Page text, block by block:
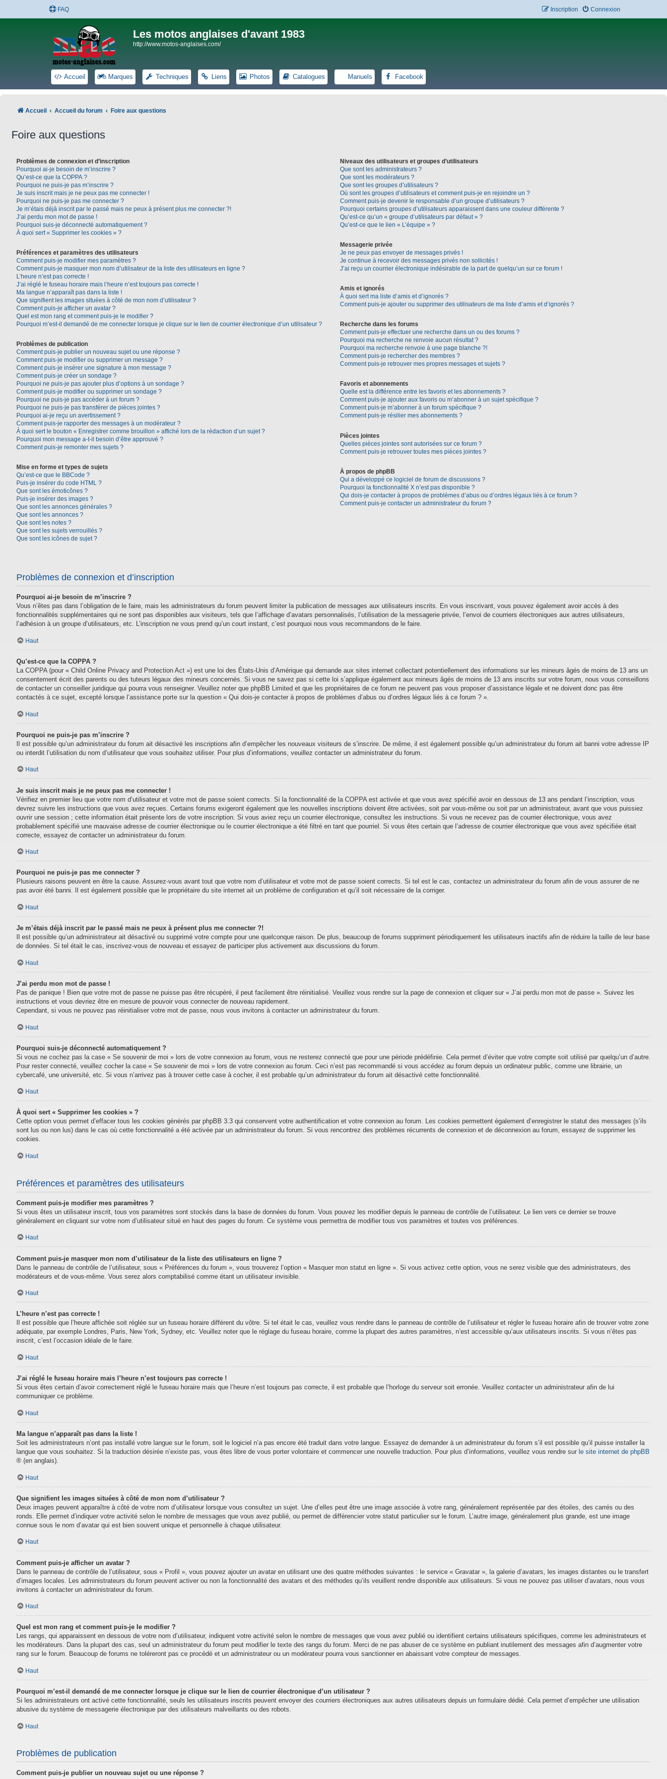
FAQ Connexion
Inscription
Les motos anglaises d'avant 1983
http://www.motos-anglaises.com/
Accueil Marques Techniques Liens Photos Catalogues Manuels Facebook
Accueil Accueil du forum Foire aux questions
Foire aux questions
Problèmes de connexion et d’inscription
Pourquoi ai-je besoin de m’inscrire ?
Qu’est-ce que la COPPA ?
Pourquoi ne puis-je pas m’inscrire ?
Je suis inscrit mais je ne peux pas me connecter !
Pourquoi ne puis-je pas me connecter ?
Je m’étais déjà inscrit par le passé mais ne peux à présent plus me connecter ?!
J’ai perdu mon mot de passe !
Pourquoi suis-je déconnecté automatiquement ?
À quoi sert « Supprimer les cookies » ?
Préférences et paramètres des utilisateurs
Comment puis-je modifier mes paramètres ?
Comment puis-je masquer mon nom d’utilisateur de la liste des utilisateurs en ligne ?
L’heure n’est pas correcte !
J’ai réglé le fuseau horaire mais l’heure n’est toujours pas correcte !
Ma langue n’apparaît pas dans la liste !
Que signifient les images situées à côté de mon nom d’utilisateur ?
Comment puis-je afficher un avatar ?
Quel est mon rang et comment puis-je le modifier ?
Pourquoi m’est-il demandé de me connecter lorsque je clique sur le lien de courrier électronique d’un utilisateur ?
Problèmes de publication
Comment puis-je publier un nouveau sujet ou une réponse ?
Comment puis-je modifier ou supprimer un message ?
Comment puis-je insérer une signature à mon message ?
Comment puis-je créer un sondage ?
Pourquoi ne puis-je pas ajouter plus d’options à un sondage ?
Comment puis-je modifier ou supprimer un sondage ?
Pourquoi ne puis-je pas accéder à un forum ?
Pourquoi ne puis-je pas transférer de pièces jointes ?
Pourquoi ai-je reçu un avertissement ?
Comment puis-je rapporter des messages à un modérateur ?
À quoi sert le bouton « Enregistrer comme brouillon » affiché lors de la rédaction d’un sujet ?
Pourquoi mon message a-t-il besoin d’être approuvé ?
Comment puis-je remonter mes sujets ?
Mise en forme et types de sujets
Qu’est-ce que le BBCode ?
Puis-je insérer du code HTML ?
Que sont les émoticônes ?
Puis-je insérer des images ?
Que sont les annonces générales ?
Que sont les annonces ?
Que sont les notes ?
Que sont les sujets verrouillés ?
Que sont les icônes de sujet ?
Niveaux des utilisateurs et groupes d’utilisateurs
Que sont les administrateurs ?
Que sont les modérateurs ?
Que sont les groupes d’utilisateurs ?
Où sont les groupes d’utilisateurs et comment puis-je en rejoindre un ?
Comment puis-je devenir le responsable d’un groupe d’utilisateurs ?
Pourquoi certains groupes d’utilisateurs apparaissent dans une couleur différente ?
Qu’est-ce qu’un « groupe d’utilisateurs par défaut » ?
Qu’est-ce que le lien « L’équipe » ?
Messagerie privée
Je ne peux pas envoyer de messages privés !
Je continue à recevoir des messages privés non sollicités !
J’ai reçu un courrier électronique indésirable de la part de quelqu’un sur ce forum !
Amis et ignorés
À quoi sert ma liste d’amis et d’ignorés ?
Comment puis-je ajouter ou supprimer des utilisateurs de ma liste d’amis et d’ignorés ?
Recherche dans les forums
Comment puis-je effectuer une recherche dans un ou des forums ?
Pourquoi ma recherche ne renvoie aucun résultat ?
Pourquoi ma recherche renvoie à une page blanche ?!
Comment puis-je rechercher des membres ?
Comment puis-je retrouver mes propres messages et sujets ?
Favoris et abonnements
Quelle est la différence entre les favoris et les abonnements ?
Comment puis-je ajouter aux favoris ou m’abonner à un sujet spécifique ?
Comment puis-je m’abonner à un forum spécifique ?
Comment puis-je résilier mes abonnements ?
Pièces jointes
Quelles pièces jointes sont autorisées sur ce forum ?
Comment puis-je retrouver toutes mes pièces jointes ?
À propos de phpBB
Qui a développé ce logiciel de forum de discussions ?
Pourquoi la fonctionnalité X n’est pas disponible ?
Qui dois-je contacter à propos de problèmes d’abus ou d’ordres légaux liés à ce forum ?
Comment puis-je contacter un administrateur du forum ?
Problèmes de connexion et d’inscription
Pourquoi ai-je besoin de m’inscrire ?
Vous n’êtes pas dans l’obligation de le faire, mais les administrateurs du forum peuvent limiter la publication de messages aux utilisateurs inscrits. En vous inscrivant, vous pouvez également avoir accès à des
fonctionnalités supplémentaires qui ne sont pas disponibles aux visiteurs, tels que l’affichage d’avatars personnalisés, l’utilisation de la messagerie privée, l’envoi de courriers électroniques aux autres utilisateurs,
l’adhésion à un groupe d’utilisateurs, etc. L’inscription ne vous prend qu’un court instant, c’est pourquoi nous vous recommandons de le faire.
Haut
Qu’est-ce que la COPPA ?
La COPPA (pour « Child Online Privacy and Protection Act ») est une loi des États-Unis d’Amérique qui demande aux sites internet collectant potentiellement des informations sur les mineurs âgés de moins de 13 ans un
consentement écrit des parents ou des tuteurs légaux des mineurs concernés. Si vous ne savez pas si cette loi s’applique également aux mineurs âgés de moins de 13 ans inscrits sur votre forum, nous vous conseillons
de contacter un conseiller juridique qui pourra vous renseigner. Veuillez noter que phpBB Limited et que les propriétaires de ce forum ne peuvent pas vous proposer d’assistance légale et ne doivent donc pas être
contactés à ce sujet, excepté lorsque l’assistance porte sur la question « Qui dois-je contacter à propos de problèmes d’abus ou d’ordres légaux liés à ce forum ? ».
Haut
Pourquoi ne puis-je pas m’inscrire ?
Il est possible qu’un administrateur du forum ait désactivé les inscriptions afin d’empêcher les nouveaux visiteurs de s’inscrire. De même, il est également possible qu’un administrateur du forum ait banni votre adresse IP
ou interdit l’utilisation du nom d’utilisateur que vous souhaitez utiliser. Pour plus d’informations, veuillez contacter un administrateur du forum.
Haut
Je suis inscrit mais je ne peux pas me connecter !
Vérifiez en premier lieu que votre nom d’utilisateur et votre mot de passe soient corrects. Si la fonctionnalité de la COPPA est activée et que vous avez spécifié avoir en dessous de 13 ans pendant l’inscription, vous
devrez suivre les instructions que vous avez reçues. Certains forums exigeront également que les nouvelles inscriptions doivent être activées, soit par vous-même ou soit par un administrateur, avant que vous puissiez
ouvrir une session ; cette information était présente lors de votre inscription. Si vous aviez reçu un courrier électronique, consultez les instructions. Si vous ne recevez pas de courrier électronique, vous avez
probablement spécifié une mauvaise adresse de courrier électronique ou le courrier électronique a été filtré en tant que pourriel. Si vous êtes certain que l’adresse de courrier électronique que vous avez spécifiée était
correcte, essayez de contacter un administrateur du forum.
Haut
Pourquoi ne puis-je pas me connecter ?
Plusieurs raisons peuvent en être la cause. Assurez-vous avant tout que votre nom d’utilisateur et votre mot de passe soient corrects. Si tel est le cas, contactez un administrateur du forum afin de vous assurer de ne
pas avoir été banni. Il est également possible que le propriétaire du site internet ait un problème de configuration et qu’il soit nécessaire de la corriger.
Haut
Je m’étais déjà inscrit par le passé mais ne peux à présent plus me connecter ?!
Il est possible qu’un administrateur ait désactivé ou supprimé votre compte pour une quelconque raison. De plus, beaucoup de forums suppriment périodiquement les utilisateurs inactifs afin de réduire la taille de leur base
de données. Si tel était le cas, inscrivez-vous de nouveau et essayez de participer plus activement aux discussions du forum.
Haut
J’ai perdu mon mot de passe !
Pas de panique ! Bien que votre mot de passe ne puisse pas être récupéré, il peut facilement être réinitialisé. Veuillez vous rendre sur la page de connexion et cliquer sur « J’ai perdu mon mot de passe ». Suivez les
instructions et vous devriez être en mesure de pouvoir vous connecter de nouveau rapidement.
Cependant, si vous ne pouvez pas réinitialiser votre mot de passe, nous vous invitons à contacter un administrateur du forum.
Haut
Pourquoi suis-je déconnecté automatiquement ?
Si vous ne cochez pas la case « Se souvenir de moi » lors de votre connexion au forum, vous ne resterez connecté que pour une période prédéfinie. Cela permet d’éviter que votre compte soit utilisé par quelqu’un d’autre.
Pour rester connecté, veuillez cocher la case « Se souvenir de moi » lors de votre connexion au forum. Ceci n’est pas recommandé si vous accédez au forum depuis un ordinateur public, comme une librairie, un
cybercafé, une université, etc. Si vous n’arrivez pas à trouver cette case à cocher, il est probable qu’un administrateur du forum ait désactivé cette fonctionnalité.
Haut
À quoi sert « Supprimer les cookies » ?
Cette option vous permet d’effacer tous les cookies générés par phpBB 3.3 qui conservent votre authentification et votre connexion au forum. Les cookies permettent également d’enregistrer le statut des messages (s’ils
sont lus ou non lus) dans le cas où cette fonctionnalité a été activée par un administrateur du forum. Si vous rencontrez des problèmes récurrents de connexion et de déconnexion au forum, essayez de supprimer les
cookies.
Haut
Préférences et paramètres des utilisateurs
Comment puis-je modifier mes paramètres ?
Si vous êtes un utilisateur inscrit, tous vos paramètres sont stockés dans la base de données du forum. Vous pouvez les modifier depuis le panneau de contrôle de l’utilisateur. Le lien vers ce dernier se trouve
généralement en cliquant sur votre nom d’utilisateur situé en haut des pages du forum. Ce système vous permettra de modifier tous vos paramètres et toutes vos préférences.
Haut
Comment puis-je masquer mon nom d’utilisateur de la liste des utilisateurs en ligne ?
Dans le panneau de contrôle de l’utilisateur, sous « Préférences du forum », vous trouverez l’option « Masquer mon statut en ligne ». Si vous activez cette option, vous ne serez visible que des administrateurs, des
modérateurs et de vous-même. Vous serez alors comptabilisé comme étant un utilisateur invisible.
Haut
L’heure n’est pas correcte !
Il est possible que l’heure affichée soit réglée sur un fuseau horaire différent du vôtre. Si tel était le cas, veuillez vous rendre dans le panneau de contrôle de l’utilisateur et régler le fuseau horaire afin de trouver votre zone
adéquate, par exemple Londres, Paris, New York, Sydney, etc. Veuillez noter que le réglage du fuseau horaire, comme la plupart des autres paramètres, n’est accessible qu’aux utilisateurs inscrits. Si vous n’êtes pas
inscrit, c’est l’occasion idéale de le faire.
Haut
J’ai réglé le fuseau horaire mais l’heure n’est toujours pas correcte !
Si vous êtes certain d’avoir correctement réglé le fuseau horaire mais que l’heure n’est toujours pas correcte, il est probable que l’horloge du serveur soit erronée. Veuillez contacter un administrateur afin de lui
communiquer ce problème.
Haut
Ma langue n’apparaît pas dans la liste !
Soit les administrateurs n’ont pas installé votre langue sur le forum, soit le logiciel n’a pas encore été traduit dans votre langue. Essayez de demander à un administrateur du forum s’il est possible qu’il puisse installer la
langue que vous souhaitez. Si la traduction désirée n’existe pas, vous êtes libre de vous porter volontaire et commencer une nouvelle traduction. Pour plus d’informations, veuillez vous rendre sur le site internet de phpBB
® (en anglais).
Haut
Que signifient les images situées à côté de mon nom d’utilisateur ?
Deux images peuvent apparaître à côté de votre nom d’utilisateur lorsque vous consultez un sujet. Une d’elles peut être une image associée à votre rang, généralement représentée par des étoiles, des carrés ou des
ronds. Elle permet d’indiquer votre activité selon le nombre de messages que vous avez publié, ou permet de différencier votre statut particulier sur le forum. L’autre image, généralement plus grande, est une image
connue sous le nom d’avatar qui est bien souvent unique et personnelle à chaque utilisateur.
Haut
Comment puis-je afficher un avatar ?
Dans le panneau de contrôle de l’utilisateur, sous « Profil », vous pouvez ajouter un avatar en utilisant une des quatre méthodes suivantes : le service « Gravatar », la galerie d’avatars, les images distantes ou le transfert
d’images locales. Les administrateurs du forum peuvent activer ou non la fonctionnalité des avatars et des méthodes qu’ils veuillent rendre disponible aux utilisateurs. Si vous ne pouvez pas utiliser d’avatars, nous vous
invitons à contacter un administrateur du forum.
Haut
Quel est mon rang et comment puis-je le modifier ?
Les rangs, qui apparaissent en dessous de votre nom d’utilisateur, indiquent votre activité selon le nombre de messages que vous avez publié ou identifient certains utilisateurs spécifiques, comme les administrateurs et
les modérateurs. Dans la plupart des cas, seul un administrateur du forum peut modifier le texte des rangs du forum. Merci de ne pas abuser de ce système en publiant inutilement des messages afin d’augmenter votre
rang sur le forum. Beaucoup de forums ne toléreront pas ce procédé et un administrateur ou un modérateur pourra vous sanctionner en abaissant votre compteur de messages.
Haut
Pourquoi m’est-il demandé de me connecter lorsque je clique sur le lien de courrier électronique d’un utilisateur ?
Si les administrateurs ont activé cette fonctionnalité, seuls les utilisateurs inscrits peuvent envoyer des courriers électroniques aux autres utilisateurs depuis un formulaire dédié. Cela permet d’empêcher une utilisation
abusive du système de messagerie électronique par des utilisateurs malveillants ou des robots.
Haut
Problèmes de publication
Comment puis-je publier un nouveau sujet ou une réponse ?